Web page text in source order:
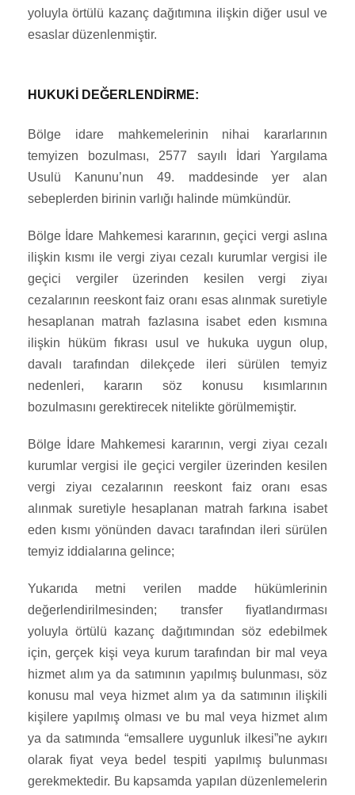
yoluyla örtülü kazanç dağıtımına ilişkin diğer usul ve
esaslar düzenlenmiştir.
HUKUKİ DEĞERLENDİRME:
Bölge idare mahkemelerinin nihai kararlarının
temyizen bozulması, 2577 sayılı İdari Yargılama
Usulü Kanunu’nun 49. maddesinde yer alan
sebeplerden birinin varlığı halinde mümkündür.
Bölge İdare Mahkemesi kararının, geçici vergi aslına
ilişkin kısmı ile vergi ziyaı cezalı kurumlar vergisi ile
geçici vergiler üzerinden kesilen vergi ziyaı
cezalarının reeskont faiz oranı esas alınmak suretiyle
hesaplanan matrah fazlasına isabet eden kısmına
ilişkin hüküm fıkrası usul ve hukuka uygun olup,
davalı tarafından dilekçede ileri sürülen temyiz
nedenleri, kararın söz konusu kısımlarının
bozulmasını gerektirecek nitelikte görülmemiştir.
Bölge İdare Mahkemesi kararının, vergi ziyaı cezalı
kurumlar vergisi ile geçici vergiler üzerinden kesilen
vergi ziyaı cezalarının reeskont faiz oranı esas
alınmak suretiyle hesaplanan matrah farkına isabet
eden kısmı yönünden davacı tarafından ileri sürülen
temyiz iddialarına gelince;
Yukarıda metni verilen madde hükümlerinin
değerlendirilmesinden; transfer fiyatlandırması
yoluyla örtülü kazanç dağıtımından söz edebilmek
için, gerçek kişi veya kurum tarafından bir mal veya
hizmet alım ya da satımının yapılmış bulunması, söz
konusu mal veya hizmet alım ya da satımının ilişkili
kişilere yapılmış olması ve bu mal veya hizmet alım
ya da satımında “emsallere uygunluk ilkesi”ne aykırı
olarak fiyat veya bedel tespiti yapılmış bulunması
gerekmektedir. Bu kapsamda yapılan düzenlemelerin